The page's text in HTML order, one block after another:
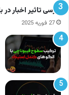
تنظیم پیش‌فرض
(14, 3, 3)
اما بسته به
سبک
بررسی تاثیر اخبار در
27 فوریه 2025